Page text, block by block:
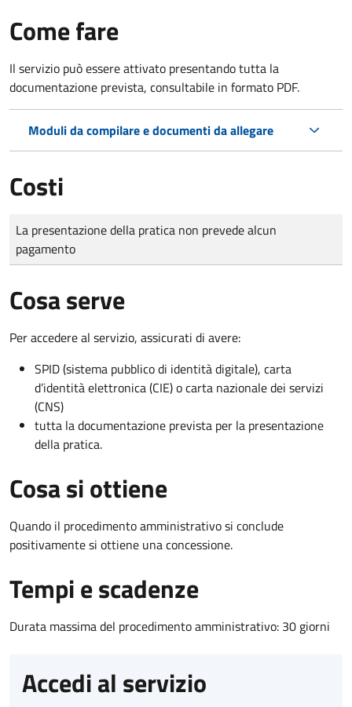
Come fare
Il servizio può essere attivato presentando tutta la
documentazione prevista, consultabile in formato PDF.
Moduli da compilare e documenti da allegare
Costi
Tipo di pagamento
Importo
La presentazione della pratica non prevede alcun
pagamento
Cosa serve
Per accedere al servizio, assicurati di avere:
SPID (sistema pubblico di identità digitale), carta
d’identità elettronica (CIE) o carta nazionale dei servizi
(CNS)
tutta la documentazione prevista per la presentazione
della pratica.
Cosa si ottiene
Quando il procedimento amministrativo si conclude
positivamente si ottiene una concessione.
Tempi e scadenze
Durata massima del procedimento amministrativo: 30 giorni
Accedi al servizio